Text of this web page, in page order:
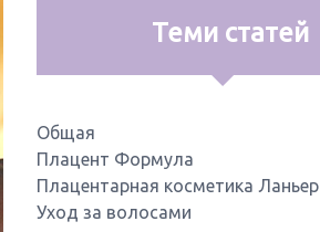
Теми статей
Общая
Плацент Формула
Плацентарная косметика Ланьер
Уход за волосами